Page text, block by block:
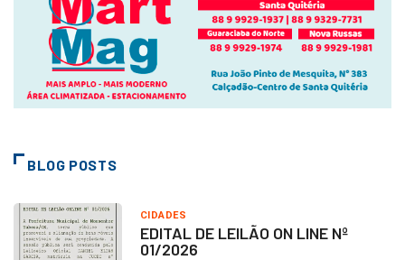
BLOG POSTS
CIDADES
EDITAL DE LEILÃO ON LINE Nº
01/2026